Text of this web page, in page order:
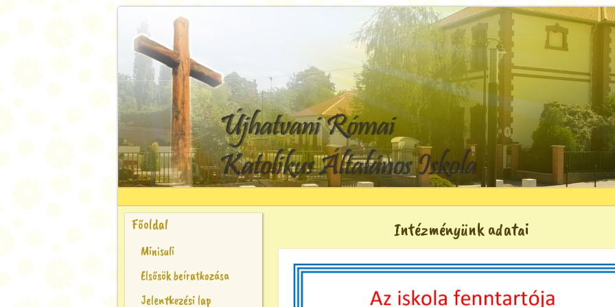
Főoldal
Minisuli
Elsősök beíratkozása
Jelentkezési lap
Intézményünk adatai